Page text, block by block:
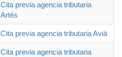
Cita previa agencia tributaria
Artés
Cita previa agencia tributaria Avià
Cita previa agencia tributaria